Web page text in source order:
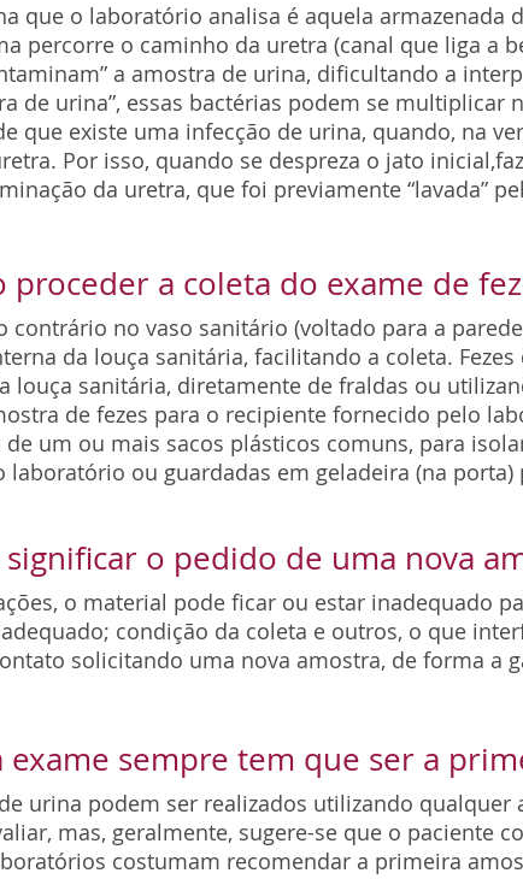
que o laboratório analisa é aquela armazenada
percorre o caminho da uretra (canal que liga a
a amostra de urina, dificultando a
de urina”, essas bactérias podem se
que existe uma infecção de urina, quando, na
Por isso, quando se despreza o jato
da uretra, que foi previamente “lavada”
proceder a coleta do exame de
contrário no vaso sanitário (voltado para a
da louça sanitária, facilitando a coleta.
louça sanitária, diretamente de fraldas ou
de fezes para o recipiente fornecido pelo
um ou mais sacos plásticos comuns, para
laboratório ou guardadas em geladeira (na
o pedido de uma nova
o material pode ficar ou estar inadequado
condição da coleta e outros, o que
solicitando uma nova amostra, de forma a
exame sempre tem que ser a
urina podem ser realizados utilizando
mas, geralmente, sugere-se que o paciente
costumam recomendar a primeira